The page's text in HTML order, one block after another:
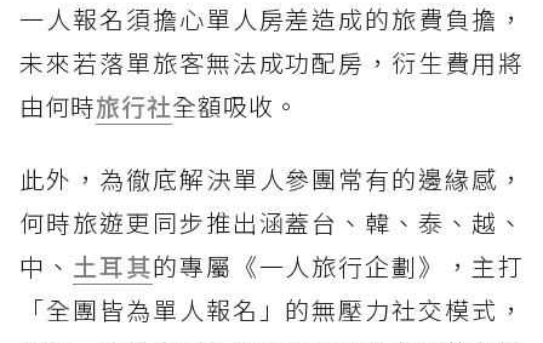
一人報名須擔心單人房差造成的旅費負擔，
未來若落單旅客無法成功配房，衍生費用將
由何時旅行社全額吸收。
此外，為徹底解決單人參團常有的邊緣感，
何時旅遊更同步推出涵蓋台、韓、泰、越、
中、 土耳其的專屬《一人旅行企劃》，主打
「全團皆為單人報名」的無壓力社交模式，